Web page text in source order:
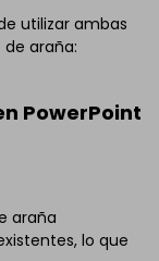
utilizar ambas
araña:
PowerPoint
araña
lo que